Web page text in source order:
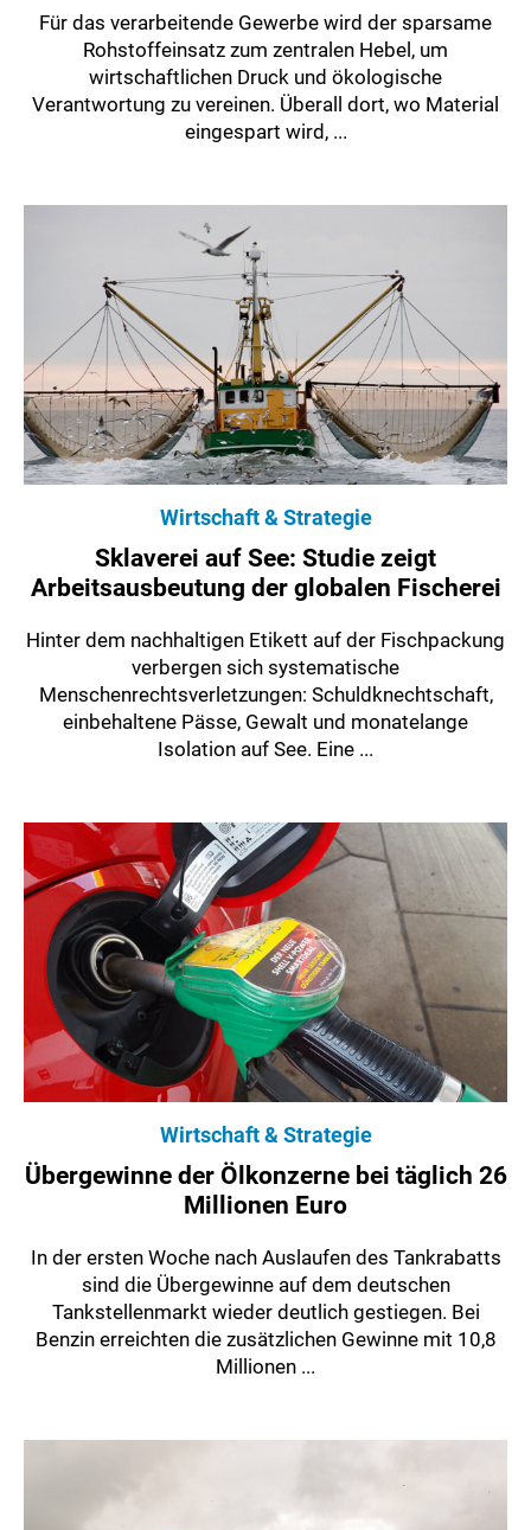
Für das verarbeitende Gewerbe wird der sparsame
Rohstoffeinsatz zum zentralen Hebel, um
wirtschaftlichen Druck und ökologische
Verantwortung zu vereinen. Überall dort, wo Material
eingespart wird, ...
Wirtschaft & Strategie
Sklaverei auf See: Studie zeigt
Arbeitsausbeutung der globalen Fischerei
Hinter dem nachhaltigen Etikett auf der Fischpackung
verbergen sich systematische
Menschenrechtsverletzungen: Schuldknechtschaft,
einbehaltene Pässe, Gewalt und monatelange
Isolation auf See. Eine ...
Wirtschaft & Strategie
Übergewinne der Ölkonzerne bei täglich 26
Millionen Euro
In der ersten Woche nach Auslaufen des Tankrabatts
sind die Übergewinne auf dem deutschen
Tankstellenmarkt wieder deutlich gestiegen. Bei
Benzin erreichten die zusätzlichen Gewinne mit 10,8
Millionen ...